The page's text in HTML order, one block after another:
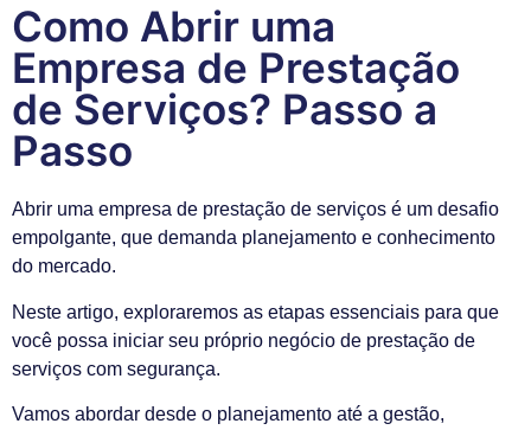
Como Abrir uma
Empresa de Prestação
de Serviços? Passo a
Passo
Abrir uma empresa de prestação de serviços é um desafio
empolgante, que demanda planejamento e conhecimento
do mercado.
Neste artigo, exploraremos as etapas essenciais para que
você possa iniciar seu próprio negócio de prestação de
serviços com segurança.
Vamos abordar desde o planejamento até a gestão,